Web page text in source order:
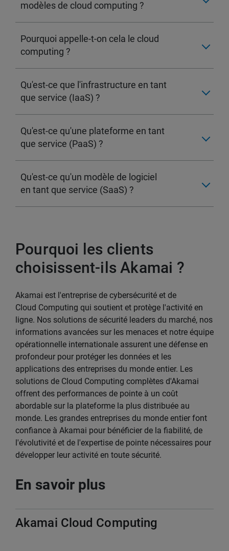
modèles de cloud computing ?
Pourquoi appelle-t-on cela le cloud
computing ?
Qu'est-ce que l'infrastructure en tant
que service (IaaS) ?
Qu'est-ce qu'une plateforme en tant
que service (PaaS) ?
Qu'est-ce qu'un modèle de logiciel
en tant que service (SaaS) ?
Pourquoi les clients
choisissent-ils Akamai ?
Akamai est l'entreprise de cybersécurité et de
Cloud Computing qui soutient et protège l'activité en
ligne. Nos solutions de sécurité leaders du marché, nos
informations avancées sur les menaces et notre équipe
opérationnelle internationale assurent une défense en
profondeur pour protéger les données et les
applications des entreprises du monde entier. Les
solutions de Cloud Computing complètes d'Akamai
offrent des performances de pointe à un coût
abordable sur la plateforme la plus distribuée au
monde. Les grandes entreprises du monde entier font
confiance à Akamai pour bénéficier de la fiabilité, de
l'évolutivité et de l'expertise de pointe nécessaires pour
développer leur activité en toute sécurité.
En savoir plus
Akamai Cloud Computing